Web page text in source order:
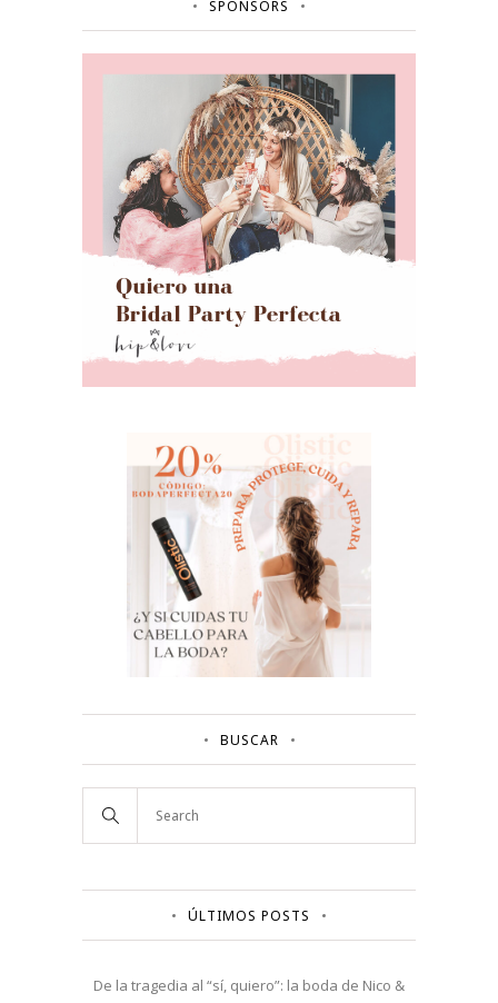
SPONSORS
BUSCAR
ÚLTIMOS POSTS
De la tragedia al “sí, quiero”: la boda de Nico &